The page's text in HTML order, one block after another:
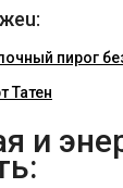
пирог
Татен
и